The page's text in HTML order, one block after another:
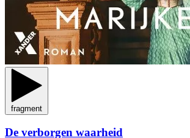
fragment
De verborgen waarheid